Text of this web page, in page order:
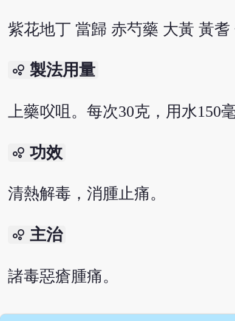
紫花地丁 當歸 赤芍藥 大黃 黃
bubble_chart 製法用量
上藥㕮咀。每次30克，用水150
bubble_chart 功效
清熱解毒，消腫止痛。
bubble_chart 主治
諸毒惡瘡腫痛。